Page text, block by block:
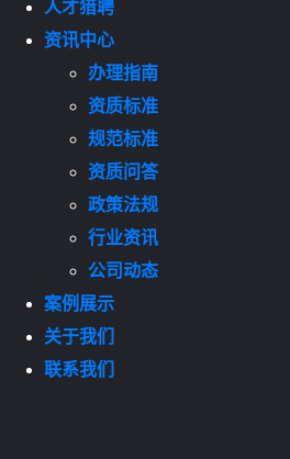
人才猎聘
资讯中心
办理指南
资质标准
规范标准
资质问答
政策法规
行业资讯
公司动态
案例展示
关于我们
联系我们